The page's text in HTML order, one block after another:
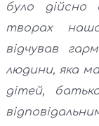
було дійсно
творах
відчував
людини, яка
дітей,